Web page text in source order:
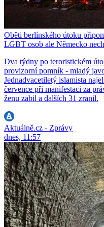
Oběti berlínského útoku
LGBT osob ale Německo
Dva týdny po teroristickém
provizorní pomník - mladý
Jednadvacetiletý islamista
července při manifestaci za
ženu zabil a dalších 31 zranil.
Aktuálně.cz - Zprávy
dnes, 11:57